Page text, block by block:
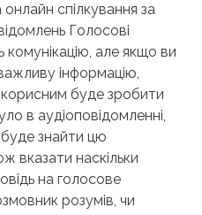
спілкування за
Голосові
але якщо ви
інформацію,
корисним буде зробити
в аудіоповідомленні,
знайти цю
вказати наскільки
на голосове
розумів, чи